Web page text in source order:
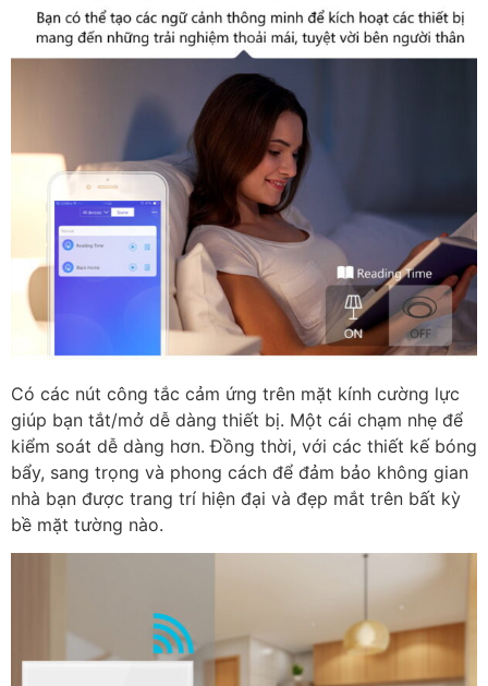
Có các nút công tắc cảm ứng trên mặt kính cường lực
giúp bạn tắt/mở dễ dàng thiết bị. Một cái chạm nhẹ để
kiểm soát dễ dàng hơn. Đồng thời, với các thiết kế bóng
bẩy, sang trọng và phong cách để đảm bảo không gian
nhà bạn được trang trí hiện đại và đẹp mắt trên bất kỳ
bề mặt tường nào.